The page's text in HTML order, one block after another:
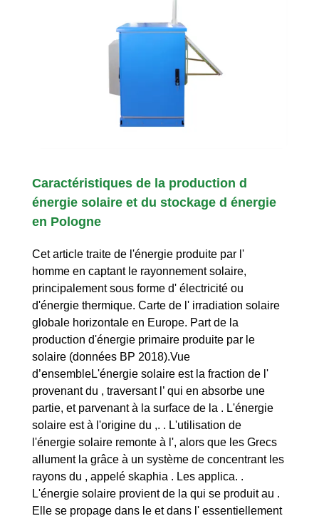
Caractéristiques de la production d
énergie solaire et du stockage d énergie
en Pologne
Cet article traite de l'énergie produite par l'
homme en captant le rayonnement solaire,
principalement sous forme d' électricité ou
d'énergie thermique. Carte de l' irradiation solaire
globale horizontale en Europe. Part de la
production d'énergie primaire produite par le
solaire (données BP 2018).Vue
d’ensembleL'énergie solaire est la fraction de l'
provenant du , traversant l’ qui en absorbe une
partie, et parvenant à la surface de la . L'énergie
solaire est à l'origine du ,. . L'utilisation de
l'énergie solaire remonte à l', alors que les Grecs
allument la grâce à un système de concentrant les
rayons du , appelé skaphia . Les applica. .
L'énergie solaire provient de la qui se produit au .
Elle se propage dans le et dans l' essentiellement